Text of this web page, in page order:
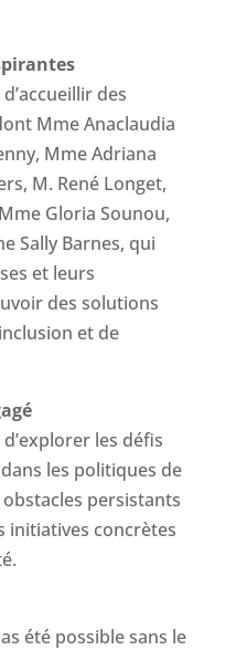
des
Mme Anaclaudia
Mme Adriana
M. René Longet,
Gloria Sounou,
Sally Barnes, qui
et leurs
des solutions
et de
les défis
les politiques de
persistants
initiatives concrètes
été possible sans le